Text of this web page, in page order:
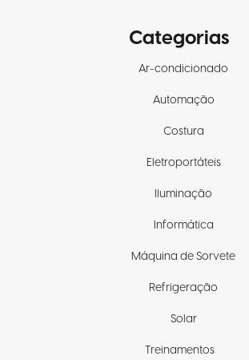
Categorias
Ar-condicionado
Automação
Costura
Eletroportáteis
Iluminação
Informática
Máquina de Sorvete
Refrigeração
Solar
Treinamentos